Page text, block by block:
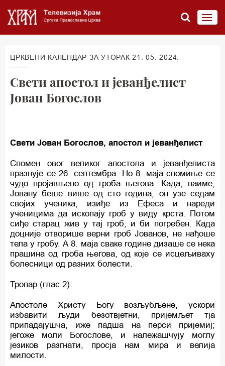
ЦРКВЕНИ КАЛЕНДАР ЗА УТОРАК 21. 05. 2024.
Свети апостол и јеванђелист
Јован Богослов
Свети Јован Богослов, апостол и јеванђелист
Спомен овог великог апостола и јеванђелиста
празнује се 26. септембра. Но 8. маја спомиње се
чудо пројављено од гроба његова. Када, наиме,
Јовану беше више од сто година, он узе седам
својих ученика, изиђе из Ефеса и нареди
ученицима да ископају гроб у виду крста. Потом
сиђе старац жив у тај гроб, и би погребен. Када
доцније отворише верни гроб Јованов, не нађоше
тела у гробу. А 8. маја сваке године дизаше се нека
прашина од гроба његова, од које се исцељиваху
болесници од разних болести.
Тропар (глас 2):
Апостоле Христу Богу возљубљене, ускори
избавити људи безотвјетни, пријемљет тја
припадајушча, иже падша на перси пријемиј;
јегоже моли Богослове, и належашчују моглу
језиков разгнати, просја нам мира и велија
милости.